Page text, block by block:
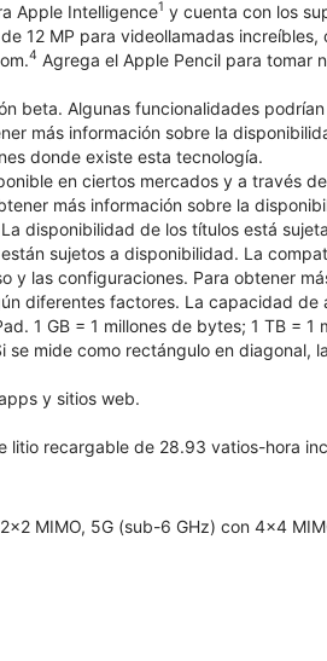
Apple Intelligence1 y cuenta con los
12 MP para videollamadas increíbles,
4 Agrega el Apple Pencil para tomar
beta. Algunas funcionalidades
más información sobre la
donde existe esta tecnología.
en ciertos mercados y a través
más información sobre la
disponibilidad de los títulos está
sujetos a disponibilidad. La
y las configuraciones. Para obtener
diferentes factores. La capacidad
1 GB = 1 millones de bytes; 1 TB =
se mide como rectángulo en
y sitios web.
litio recargable de 28.93 vatios-hora
MIMO, 5G (sub-6 GHz) con 4x4